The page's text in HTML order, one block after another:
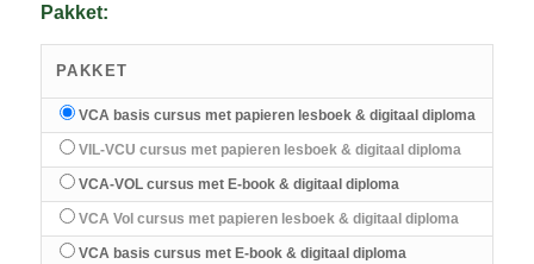
Pakket:
PAKKET
VCA basis cursus met papieren lesboek & digitaal diploma
VIL-VCU cursus met papieren lesboek & digitaal diploma
VCA-VOL cursus met E-book & digitaal diploma
VCA Vol cursus met papieren lesboek & digitaal diploma
VCA basis cursus met E-book & digitaal diploma